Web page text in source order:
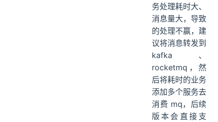
务处理耗时大、
消息量大，导致
的处理不赢，建
议将消息转发到
kafka、
rocketmq，然
后将耗时的业务
添加多个服务去
消费 mq，后续
版本会直接支